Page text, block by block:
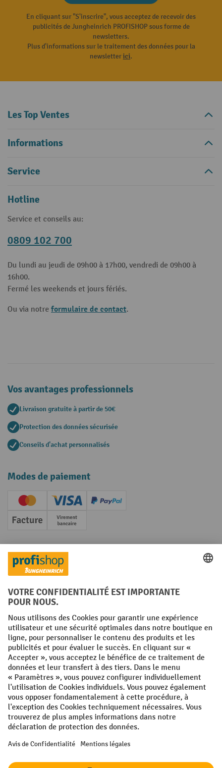
En cliquant sur "S'inscrire", vous acceptez de recevoir des
publicités de Jungheinrich PROFISHOP sous forme de
newsletters.
Plus d'informations sur le traitement des données pour la
newsletterici.
Les Top Ventes
Informations
Service
Hotline
Service et conseils au:
0809 102 700
Du lundi au jeudi de 09h00 à 17h00, vendredi de 09h00 à
16h00.
Fermé les weekends et jours fériés.
Ou via notre formulaire de contact.
Vos avantages professionnels
Livraison gratuite à partir de 50€
Protection des données sécurisée
Conseils d'achat personnalisés
Modes de paiement
Creditcard (Master)Creditcard (Visa)
PayPal
Facture Paiement anticipé
Réseaux sociaux
Facebook
YouTube
LinkedInInstagram
Conditions générales Mentions légales
Protection des Données Politique de cookies
All prices excl. VAT plusshipping costsand possible delivery charges,
if not stated otherwise.
¹ La remise est valable jusqu'à épuisement des stocks. La remise ne
s'applique pas aux prix spéciaux. Il n'est pas possible de le combiner
avec d'autres réductions en pourcentage ou bons de réduction. | ² Une
réduction unique est offerte lors de la première inscription à la
toute commande d'un montant net minimum de 250 €. Le pourcentage
jusqu'à 10 %. Les transpalettes électriques, les gerbeurs électriques,